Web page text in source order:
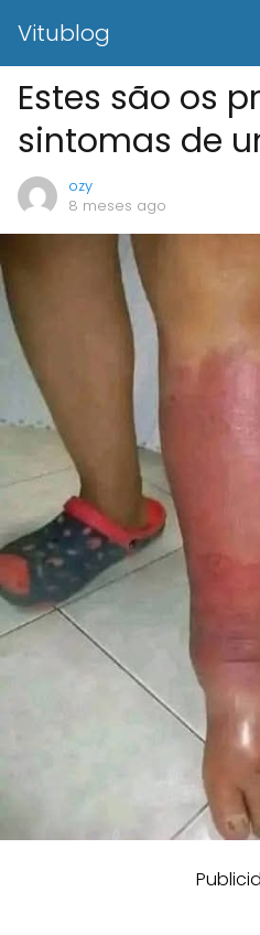
Vitublog
Estes são os
sintomas de
ozy
8 meses ago